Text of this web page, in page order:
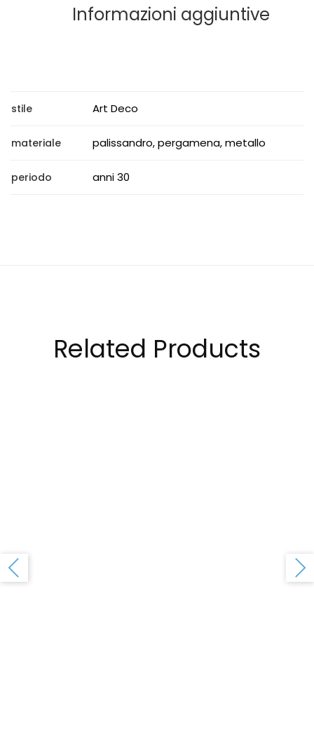
Informazioni aggiuntive
stile Art Deco
materiale palissandro, pergamena, metallo
periodo anni 30
Related Products